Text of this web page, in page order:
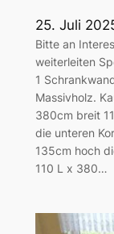
25. Juli
Bitte an
weiterleiten
1
Massivholz.
380cm breit
die unteren
135cm hoch
110 L x 380…